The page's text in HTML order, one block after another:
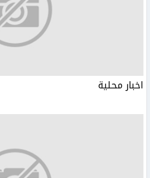
اخبار محلية